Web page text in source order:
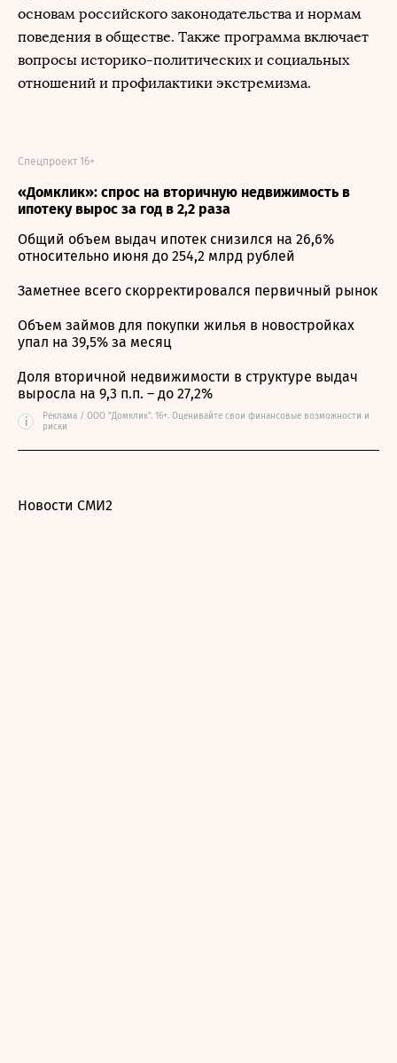
основам российского законодательства и нормам
поведения в обществе. Также программа включает
вопросы историко-политических и социальных
отношений и профилактики экстремизма.
«Домклик»: спрос на вторичную недвижимость в
ипотеку вырос за год в 2,2 раза
Спецпроект 16+
Общий объем выдач ипотек снизился на 26,6%
относительно июня до 254,2 млрд рублей
Заметнее всего скорректировался первичный рынок
Объем займов для покупки жилья в новостройках
упал на 39,5% за месяц
Доля вторичной недвижимости в структуре выдач
выросла на 9,3 п.п. – до 27,2%
i
Реклама / ООО "Домклик". 16+. Оценивайте свои финансовые возможности и
риски
Новости СМИ2